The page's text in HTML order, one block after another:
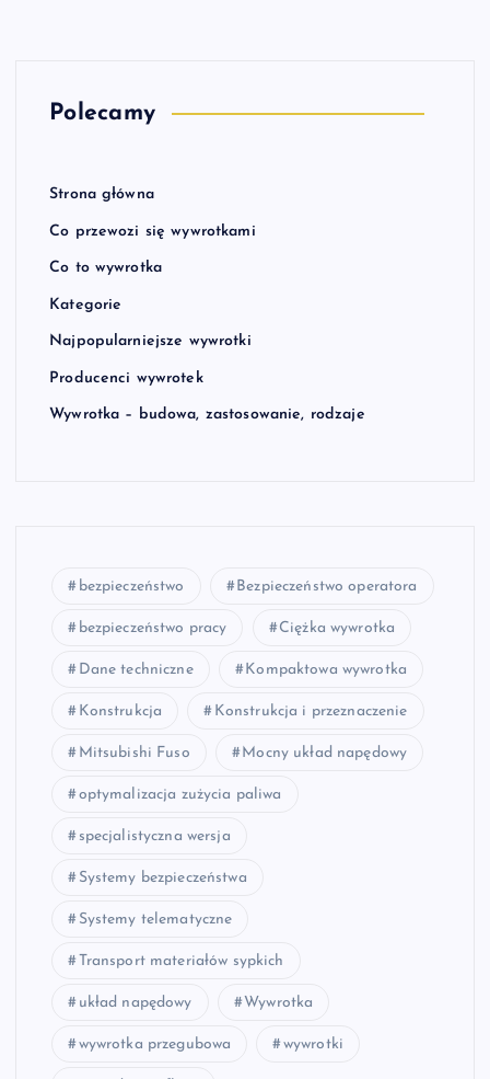
Polecamy
Strona główna
Co przewozi się wywrotkami
Co to wywrotka
Kategorie
Najpopularniejsze wywrotki
Producenci wywrotek
Wywrotka – budowa, zastosowanie, rodzaje
bezpieczeństwo Bezpieczeństwo operatora
bezpieczeństwo pracy Ciężka wywrotka
Dane techniczne Kompaktowa wywrotka
Konstrukcja Konstrukcja i przeznaczenie
Mitsubishi Fuso Mocny układ napędowy
optymalizacja zużycia paliwa
specjalistyczna wersja
Systemy bezpieczeństwa
Systemy telematyczne
Transport materiałów sypkich
układ napędowy Wywrotka
wywrotka przegubowa wywrotki